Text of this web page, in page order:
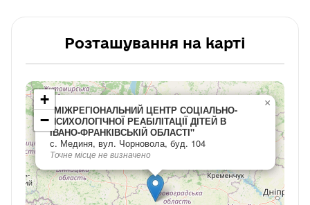
Розташування на карті
"МІЖРЕГІОНАЛЬНИЙ ЦЕНТР СОЦІАЛЬНО-
ПСИХОЛОГІЧНОЇ РЕАБІЛІТАЦІЇ ДІТЕЙ В
ІВАНО-ФРАНКІВСЬКІЙ ОБЛАСТІ"
с. Мединя, вул. Чорновола, буд. 104
Точне місце не визначено
×
+
−